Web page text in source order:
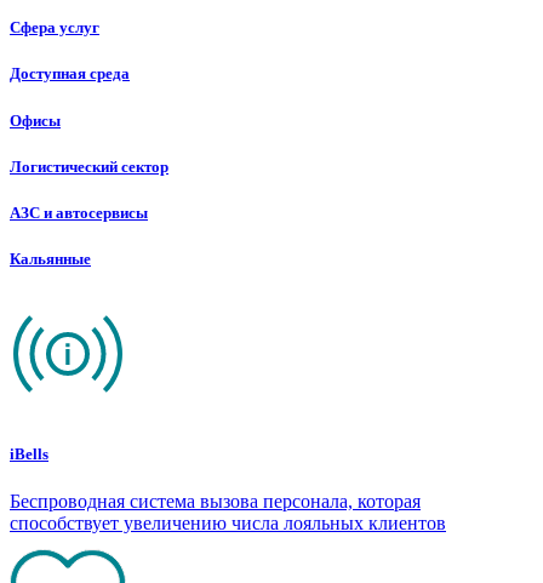
Сфера услуг
Доступная среда
Офисы
Логистический сектор
АЗС и автосервисы
Кальянные
iBells
Беспроводная система вызова персонала, которая
способствует увеличению числа лояльных клиентов